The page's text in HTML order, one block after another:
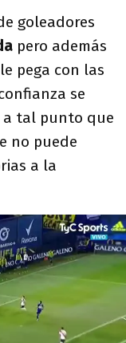
goleadores
pero además
pega con las
se
a tal punto que
no puede
a la